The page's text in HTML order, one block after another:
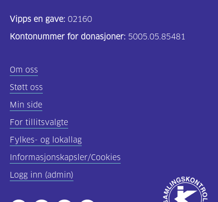
(54)
Drikke
Suppe
(43)
Frokost
(4)
Lunsj
(105)
Vipps en gave: 02160
Kontonummer for donasjoner: 5005.05.85481
Om oss
Støtt oss
Min side
For tillitsvalgte
Fylkes- og lokallag
Informasjonskapsler/Cookies
Logg inn (admin)
Godkjent